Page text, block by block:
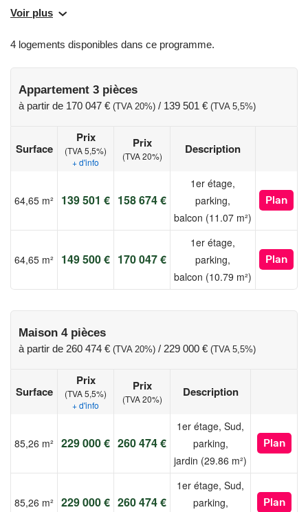
l’achat d’un logement neuf accessible.
sécurisée • Logements lumineux avec balcon, terrasse ou jardin
sur la Méditerranée et le port de l’Estaque (selon lots) •
Proximité écoles, commerces, hôpital et axes autoroutiers
Les avantages du BRS : • Prix d’achat fortement réduit • TVA à
dernières opportunités d'achat au sein de la résidence Vision
d'Aou.
* mensualité indicative selon profil et conditions de financement.
Les informations sur les risques auxquels ce bien est exposé
sont disponibles sur le site Géorisques :
www.georisques.gouv.fr
Voir plus
4 logements disponibles dans ce programme.
Appartement 3 pièces
à partir de 170 047 € (TVA 20%) / 139 501 € (TVA 5,5%)
Surface
Prix
(TVA 5,5%)
+ d'info
Prix
(TVA 20%) Description
64,65 m² 139 501 € 158 674 €
1er étage,
parking,
balcon (11.07 m²)
Plan
64,65 m² 149 500 € 170 047 €
1er étage,
parking,
balcon (10.79 m²)
Plan
Maison 4 pièces
à partir de 260 474 € (TVA 20%) / 229 000 € (TVA 5,5%)
Surface
Prix
(TVA 5,5%)
+ d'info
Prix
(TVA 20%) Description
85,26 m² 229 000 € 260 474 €
1er étage, Sud,
parking,
jardin (29.86 m²)
Plan
85,26 m² 229 000 € 260 474 €
1er étage, Sud,
parking,
Plan